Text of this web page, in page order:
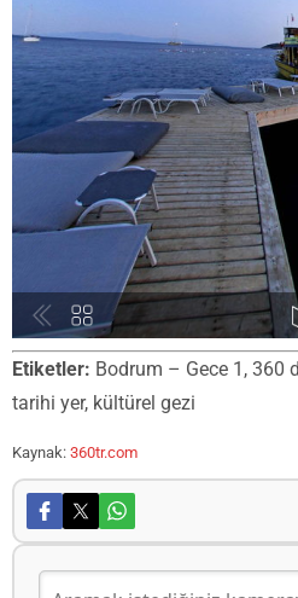
Etiketler: Bodrum – Gece 1, 360
tarihi yer, kültürel gezi
Kaynak: 360tr.com